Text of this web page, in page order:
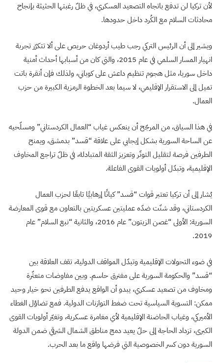
لأن تركيا لن تدفع باتجاه التصعيد العسكري، في ظلّ رغبتها الحثيثة بإنجاح
محادثات السلام مع الكُرد داخل حدودها.
ويشير إلى أن الرئيس التركي رجب طيب أردوغان حريص على ألا تتكرّر تجربة
انهيار المسار السلمي في عام 2015، والتي كان من أسبابها أحداث أمنية
داخل سوريا، مثل هجوم تنظيم داعش على كوباني، ولذلك فإن أنقرة باتت
تميل إلى الاستقرار الإقليمي، لا سيما بعد الخطوة الرمزية الكبيرة من حزب
العمال.
في هذا السياق، من المرجّح أن ينعكس غياب “العمال الكردستاني” ومسلّحيه
عن الساحة السورية بشكل إيجابي على علاقة “قسد” بدمشق، ويمنح
الطرفين فرصة لتقليل التوتّر وتعزيز الثقة المتبادلة، في ظلّ تراجع المخاوف
الإقليمية، وتبدّل أولويات القوى الفاعلة.
يُشار إلى أن تركيا تعتبر قوات “قسد” كيانًا إرهابيًا تابعًا لحزب العمال
الكردستاني، وقد شنّت ضدّه عمليتين عسكريتين بالتعاون مع قوى المعارضة
السورية: الأولى “غصن الزيتون” عام 2016، والثانية “نبع السلام” عام
2019.
في ضوء التحولات الإقليمية وتبدّل المواقف الدولية، تقف العلاقة بين
“قسد” والحكومة السورية على مفترق حاسم. وبين مفاوضات متعثّرة
ومخاوف من تصعيد عسكري، يبدو أن الواقع يدفع الطرفين نحو خيار وحيد
ممكن: التسوية السياسية تحت ضغط التوازنات الدولية. فمع تضاؤل الغطاء
الأميركي، وغياب الحاضنة الإقليمية لأي مغامرة عسكرية، وتغيّر أولويات القوى
الكبرى، تزداد الحاجة إلى حلّ يعيد دمج مناطق الشمال الشرقي ضمن الدولة
السورية دون كسر الخصوصية التي فرضها واقع ما بعد الحرب.